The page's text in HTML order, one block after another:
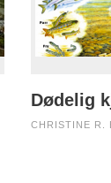
Dødelig
CHRISTINE R.